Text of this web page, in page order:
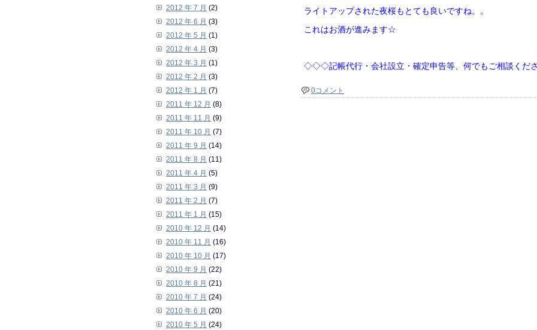
ライトアップされた夜桜もとても良いですね。。
これはお酒が進みます☆
◇◇◇記帳代行・会社設立・確定申告等、何でもご相談く
0コメント
2012 年 7 月 (2)
2012 年 6 月 (3)
2012 年 5 月 (1)
2012 年 4 月 (3)
2012 年 3 月 (1)
2012 年 2 月 (3)
2012 年 1 月 (7)
2011 年 12 月 (8)
2011 年 11 月 (9)
2011 年 10 月 (7)
2011 年 9 月 (14)
2011 年 8 月 (11)
2011 年 4 月 (5)
2011 年 3 月 (9)
2011 年 2 月 (7)
2011 年 1 月 (15)
2010 年 12 月 (14)
2010 年 11 月 (16)
2010 年 10 月 (17)
2010 年 9 月 (22)
2010 年 8 月 (21)
2010 年 7 月 (24)
2010 年 6 月 (20)
2010 年 5 月 (24)